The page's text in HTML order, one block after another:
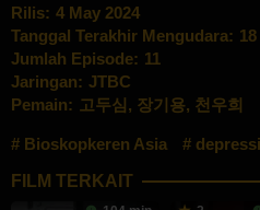
Rilis: 4 May 2024
Tanggal Terakhir Mengudara:
Jumlah Episode: 11
Jaringan: JTBC
Pemain: 고두심 , 장기용, 천우희
Bioskopkeren Asia
FILM TERKAIT